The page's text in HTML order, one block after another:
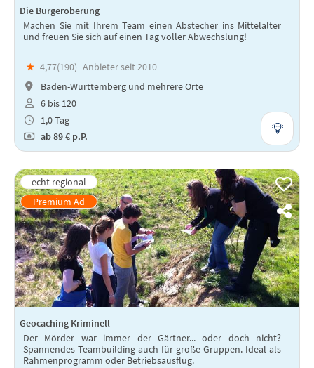
Die Burgeroberung
Machen Sie mit Ihrem Team einen Abstecher ins Mittelalter
und freuen Sie sich auf einen Tag voller Abwechslung!
★ 4,77(190) Anbieter seit 2010
Baden-Württemberg und mehrere Orte
6 bis 120
1,0 Tag
ab89 € p.P.
Geocaching Kriminell
Der Mörder war immer der Gärtner... oder doch nicht?
Spannendes Teambuilding auch für große Gruppen. Ideal als
Rahmenprogramm oder Betriebsausflug.